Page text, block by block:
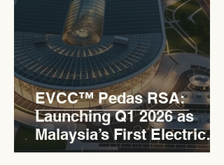
EVCC™ Pedas RSA:
Launching Q1 2026 as
Malaysia’s First Electric
Vehicle Charging Corridor